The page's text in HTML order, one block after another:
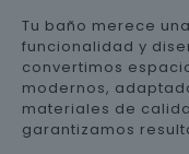
Tu baño merece
funcionalidad y
convertimos
modernos,
materiales de
garantizamos